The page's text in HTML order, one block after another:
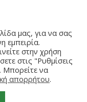
μας, για να σας
εμπειρία.
στην χρήση
στις "Ρυθμίσεις
Μπορείτε να
απορρήτου.